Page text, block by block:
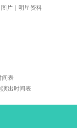
图片 明星资料
间表
演出时间表